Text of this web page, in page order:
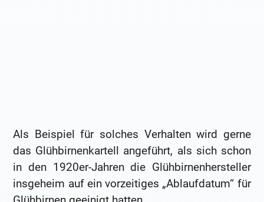
Als Beispiel für solches Verhalten wird gerne
das Glühbirnenkartell angeführt, als sich schon
in den 1920er-Jahren die Glühbirnenhersteller
insgeheim auf ein vorzeitiges „Ablaufdatum“ für